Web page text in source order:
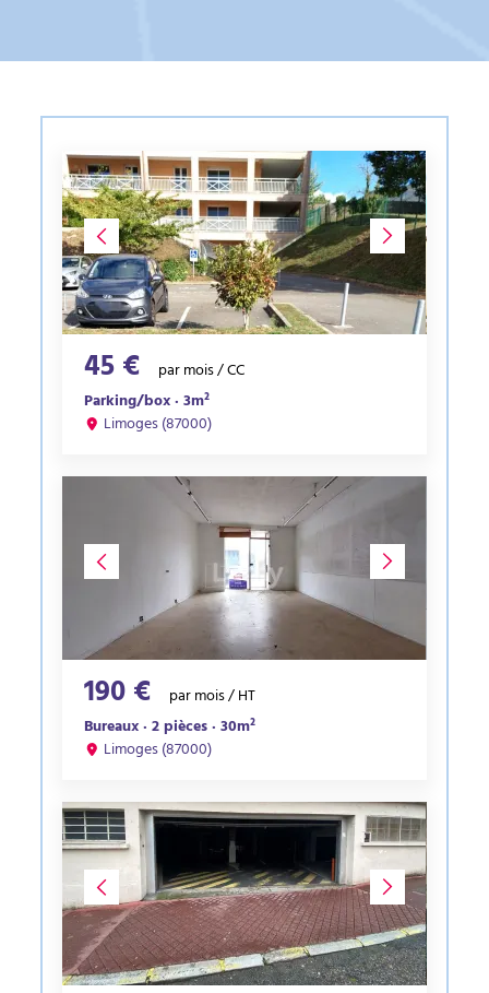
45 €
par mois / CC
Parking/box · 3m²
Limoges (87000)
190 €
par mois / HT
Bureaux · 2 pièces · 30m²
Limoges (87000)